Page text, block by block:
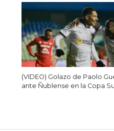
(VIDEO) Golazo de Paolo
ante Ñublense en la Copa